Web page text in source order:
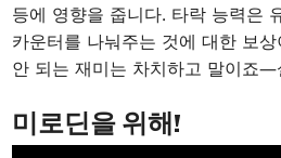
등에 영향을 줍니다. 타락 능력은
카운터를 나눠주는 것에 대한 보
안 되는 재미는 차치하고 말이죠—
미로딘을 위해!